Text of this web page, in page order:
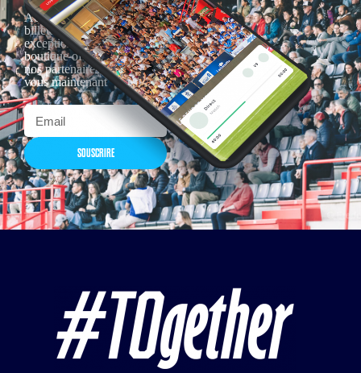
Actualités, nouveautés,
billetterie, remises
exceptionnelles dans la
boutique officielles & chez
nos partenaires… Inscrivez-
vous maintenant
SOUSCRIRE